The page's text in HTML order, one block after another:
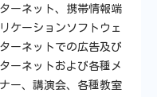
ーネット、携帯情報端末等
ケーションソフトウェアの
ーネットでの広告及び宣伝
ーネットおよび各種メディ
ー、講演会、各種教室等の